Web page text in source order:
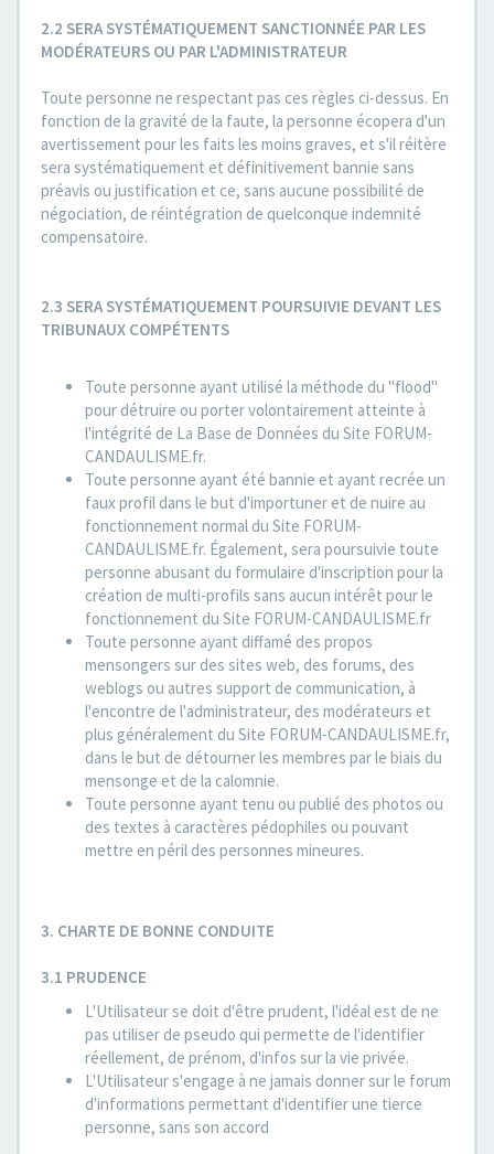
2.2 SERA SYSTÉMATIQUEMENT SANCTIONNÉE PAR LES
MODÉRATEURS OU PAR L'ADMINISTRATEUR
Toute personne ne respectant pas ces règles ci-dessus. En
fonction de la gravité de la faute, la personne écopera d'un
avertissement pour les faits les moins graves, et s'il réitère
sera systématiquement et définitivement bannie sans
préavis ou justification et ce, sans aucune possibilité de
négociation, de réintégration de quelconque indemnité
compensatoire.
2.3 SERA SYSTÉMATIQUEMENT POURSUIVIE DEVANT LES
TRIBUNAUX COMPÉTENTS
Toute personne ayant utilisé la méthode du "flood"
pour détruire ou porter volontairement atteinte à
l'intégrité de La Base de Données du Site FORUM-
CANDAULISME.fr.
Toute personne ayant été bannie et ayant recrée un
faux profil dans le but d'importuner et de nuire au
fonctionnement normal du Site FORUM-
CANDAULISME.fr. Également, sera poursuivie toute
personne abusant du formulaire d'inscription pour la
création de multi-profils sans aucun intérêt pour le
fonctionnement du Site FORUM-CANDAULISME.fr
Toute personne ayant diffamé des propos
mensongers sur des sites web, des forums, des
weblogs ou autres support de communication, à
l'encontre de l'administrateur, des modérateurs et
plus généralement du Site FORUM-CANDAULISME.fr,
dans le but de détourner les membres par le biais du
mensonge et de la calomnie.
Toute personne ayant tenu ou publié des photos ou
des textes à caractères pédophiles ou pouvant
mettre en péril des personnes mineures.
3. CHARTE DE BONNE CONDUITE
3.1 PRUDENCE
L'Utilisateur se doit d'être prudent, l'idéal est de ne
pas utiliser de pseudo qui permette de l'identifier
réellement, de prénom, d'infos sur la vie privée.
L'Utilisateur s'engage à ne jamais donner sur le forum
d'informations permettant d'identifier une tierce
personne, sans son accord